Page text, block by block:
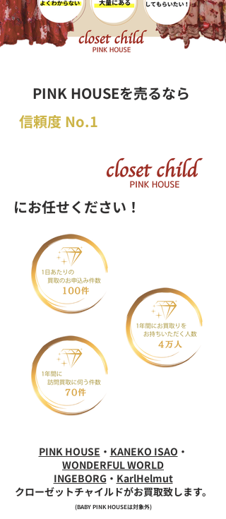
PINK HOUSEを売るなら
信頼度 No.1
にお任せください！
PINK HOUSE ・ KANEKO ISAO ・
WONDERFUL WORLD
INGEBORG ・ KarlHelmut
クローゼットチャイルドがお買取致します。
(BABY PINK HOUSEは対象外)